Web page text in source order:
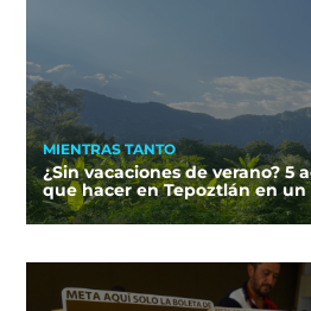
MIENTRAS TANTO
¿Sin vacaciones de verano? 5
que hacer en Tepoztlán en un